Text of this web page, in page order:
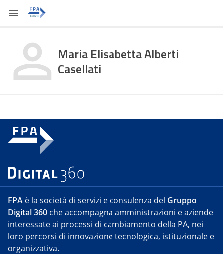
Maria Elisabetta Alberti
Casellati
FPA è la società di servizi e consulenza del Gruppo
Digital 360 che accompagna amministrazioni e aziende
interessate ai processi di cambiamento della PA, nei
loro percorsi di innovazione tecnologica, istituzionale e
organizzativa.